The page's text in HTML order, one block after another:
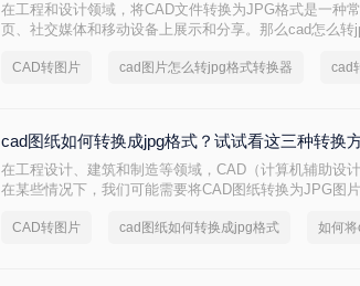
在工程和设计领域，将CAD文件转换为JPG格式是一种
页、社交媒体和移动设备上展示和分享。那么cad怎么
CAD转图片 cad图片怎么转jpg格式转换器 cad
cad图纸如何转换成jpg格式？试试看这三种转换
在工程设计、建筑和制造等领域，CAD（计算机辅助设
在某些情况下，我们可能需要将CAD图纸转换为JPG图
绍三种将CAD图纸转换为JPG图片的方法。
CAD转图片 cad图纸如何转换成jpg格式 如何